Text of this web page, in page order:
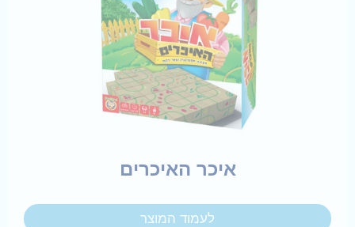
איכר האיכרים
לעמוד המוצר